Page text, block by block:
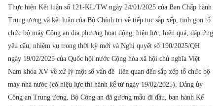
Thực hiện Kết luận số 121-KL/TW ngày 24/01/2025 của Ban Chấp hành
Trung ương và kết luận của Bộ Chính trị về tiếp tục sắp xếp, tinh gọn tổ
chức bộ máy Công an địa phương hoạt động, hiệu lực, hiệu quả, đáp ứng
yêu cầu, nhiệm vụ trong thời kỳ mới và Nghị quyết số 190/2025/QH
ngày 19/02/2025 của Quốc hội nước Cộng hòa xã hội chủ nghĩa Việt
Nam khóa XV về xử lý một số vấn đề liên quan đến sắp xếp tổ chức bộ
máy nhà nước (có hiệu lực thi hành kể từ ngày 19/02/2025), Đảng ủy
Công an Trung ương, Bộ Công an đã gương mẫu đi đầu, ban hành Kế